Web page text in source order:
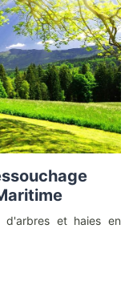
d'arbres et haies en